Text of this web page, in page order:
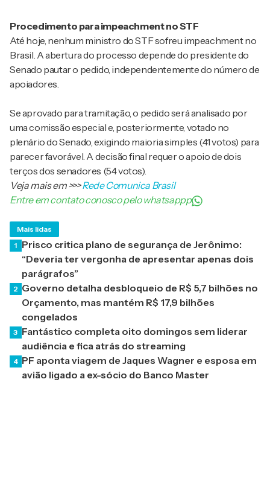
Procedimento para impeachment no STF
Até hoje, nenhum ministro do STF sofreu impeachment no
Brasil. A abertura do processo depende do presidente do
Senado pautar o pedido, independentemente do número de
apoiadores.
Se aprovado para tramitação, o pedido será analisado por
uma comissão especial e, posteriormente, votado no
plenário do Senado, exigindo maioria simples (41 votos) para
parecer favorável. A decisão final requer o apoio de dois
terços dos senadores (54 votos).
Veja mais em>>>Rede Comunica Brasil
Entre em contato conosco pelo whatsappp
Mais lidas
1 Prisco critica plano de segurança de Jerônimo:
“Deveria ter vergonha de apresentar apenas dois
parágrafos”
2 Governo detalha desbloqueio de R$ 5,7 bilhões no
Orçamento, mas mantém R$ 17,9 bilhões
congelados
3 Fantástico completa oito domingos sem liderar
audiência e fica atrás do streaming
4 PF aponta viagem de Jaques Wagner e esposa em
avião ligado a ex-sócio do Banco Master